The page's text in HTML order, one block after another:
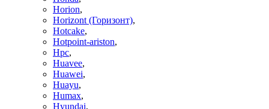
Horion,
Horizont (Горизонт),
Hotcake,
Hotpoint-ariston,
Hpc,
Huavee,
Huawei,
Huayu,
Humax,
Hyundai,